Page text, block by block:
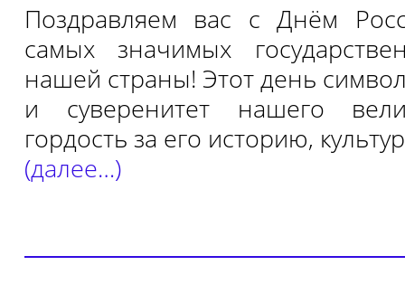
Поздравляем вас с Днём
самых значимых
нашей страны! Этот день
и суверенитет нашего
гордость за его историю,
(далее…)